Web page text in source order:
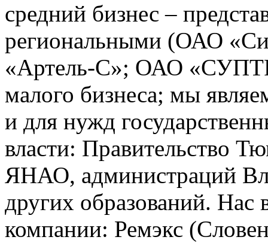
средний бизнес –
региональными (ОАО
«Артель-С»; ОАО
малого бизнеса; мы
и для нужд
власти: Правительство
ЯНАО, администраций
других образований.
компании: Ремэкс